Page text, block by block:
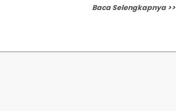
Baca Selengkapnya >>